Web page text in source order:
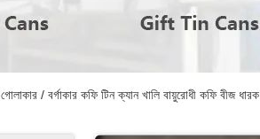
গোলাকার / বর্গাকার কফি টিন ক্যান খালি বায়ুরোধী কফি বীজ ধারক